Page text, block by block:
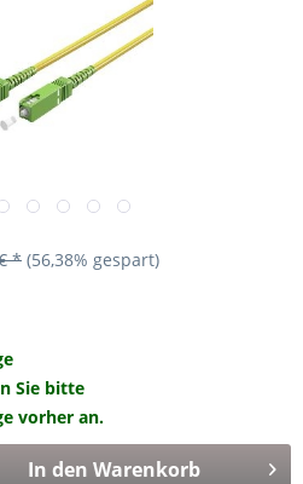
* (56,38% gespart)
Sie bitte
vorher an.
In den Warenkorb